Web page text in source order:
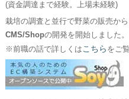
(資金調達まで経験。上場未経験)
栽培の調査と並行で野菜の販売か
CMS/Shopの開発を開始しました。
※前職の話で詳しくはこちら をご